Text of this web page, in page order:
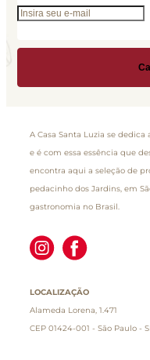
A Casa Santa Luzia se
e é com essa essência que
encontra aqui a seleção de
pedacinho dos Jardins, em
gastronomia no Brasil.
LOCALIZAÇÃO
Alameda Lorena, 1.471
CEP 01424-001 - São Paulo -